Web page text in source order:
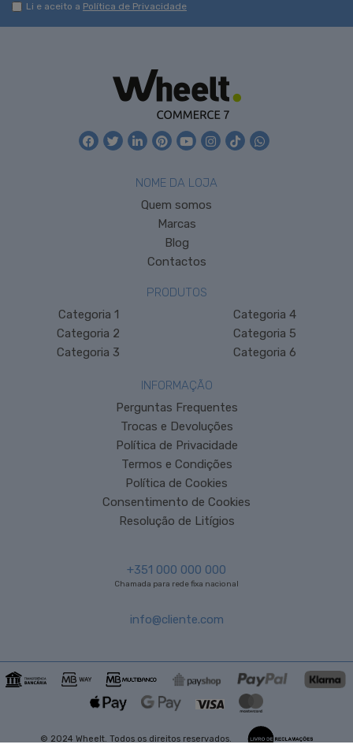
Li e aceito a Política de Privacidade
NOME DA LOJA
Quem somos
Marcas
Blog
Contactos
PRODUTOS
Categoria 1
Categoria 2
Categoria 3
Categoria 4
Categoria 5
Categoria 6
INFORMAÇÃO
Perguntas Frequentes
Trocas e Devoluções
Política de Privacidade
Termos e Condições
Política de Cookies
Consentimento de Cookies
Resolução de Litígios
+351 000 000 000
Chamada para rede fixa nacional
info@cliente.com
© 2024 Wheelt. Todos os direitos reservados.